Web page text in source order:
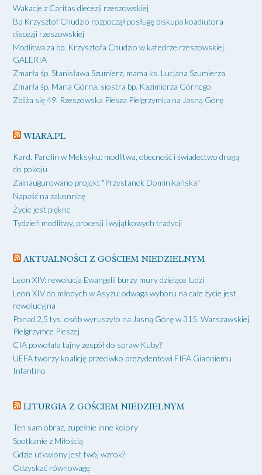
Wakacje z Caritas diecezji rzeszowskiej
Bp Krzysztof Chudzio rozpoczął posługę biskupa koadiutora
diecezji rzeszowskiej
Modlitwa za bp. Krzysztofa Chudzio w katedrze rzeszowskiej.
GALERIA
Zmarła śp. Stanisława Szumierz, mama ks. Lucjana Szumierza
Zmarła śp. Maria Górna, siostra bp. Kazimierza Górnego
Zbliża się 49. Rzeszowska Piesza Pielgrzymka na Jasną Górę
WIARA.PL
Kard. Parolin w Meksyku: modlitwa, obecność i świadectwo drogą
do pokoju
Zainaugurowano projekt "Przystanek Dominikańska"
Napaść na zakonnicę
Życie jest piękne
Tydzień modlitwy, procesji i wyjątkowych tradycji
AKTUALNOŚCI Z GOŚCIEM NIEDZIELNYM
Leon XIV: rewolucja Ewangelii burzy mury dzielące ludzi
Leon XIV do młodych w Asyżu: odwaga wyboru na całe życie jest
rewolucyjna
Ponad 2,5 tys. osób wyruszyło na Jasną Górę w 315. Warszawskiej
Pielgrzymce Pieszej
CIA powołała tajny zespół do spraw Kuby?
UEFA tworzy koalicję przeciwko prezydentowi FIFA Gianniemu
Infantino
LITURGIA Z GOŚCIEM NIEDZIELNYM
Ten sam obraz, zupełnie inne kolory
Spotkanie z Miłością
Gdzie utkwiony jest twój wzrok?
Odzyskać równowagę